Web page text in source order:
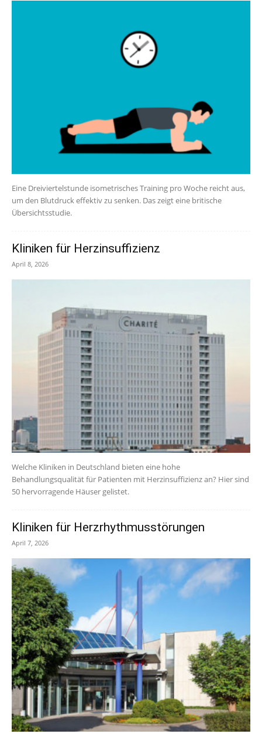
Eine Dreiviertelstunde isometrisches Training pro Woche reicht aus,
um den Blutdruck effektiv zu senken. Das zeigt eine britische
Übersichtsstudie.
Kliniken für Herzinsuffizienz
April 8, 2026
Welche Kliniken in Deutschland bieten eine hohe
Behandlungsqualität für Patienten mit Herzinsuffizienz an? Hier sind
50 hervorragende Häuser gelistet.
Kliniken für Herzrhythmusstörungen
April 7, 2026